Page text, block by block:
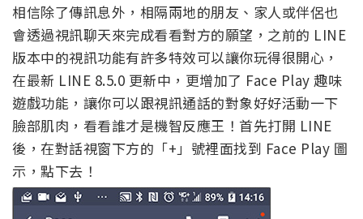
相信除了傳訊息外，相隔兩地的朋友、家人或伴侶也
會透過視訊聊天來完成看看對方的願望，之前的 LINE
版本中的視訊功能有許多特效可以讓你玩得很開心，
在最新 LINE 8.5.0 更新中，更增加了 Face Play 趣味
遊戲功能，讓你可以跟視訊通話的對象好好活動一下
臉部肌肉，看看誰才是機智反應王！首先打開 LINE
後，在對話視窗下方的「+」號裡面找到 Face Play 圖
示，點下去！